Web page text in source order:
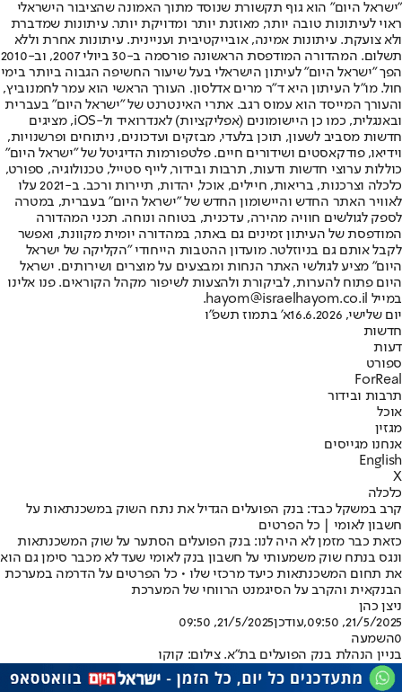
"ישראל היום" הוא גוף תקשורת שנוסד מתוך האמונה שהציבור הישראלי
ראוי לעיתונות טובה יותר, מאוזנת יותר ומדויקת יותר. עיתונות שמדברת
ולא צועקת. עיתונות אמינה, אובייקטיבית ועניינית. עיתונות אחרת וללא
תשלום. המהדורה המודפסת הראשונה פורסמה ב-30 ביולי 2007, וב-2010
הפך "ישראל היום" לעיתון הישראלי בעל שיעור החשיפה הגבוה ביותר בימי
חול. מו"ל העיתון היא ד"ר מרים אדלסון. העורך הראשי הוא עמר לחמנוביץ,
והעורך המייסד הוא עמוס רגב. אתרי האינטרנט של "ישראל היום" בעברית
ובאנגלית, כמו כן היישומונים (אפליקציות) לאנדרואיד ול-iOS, מציגים
חדשות מסביב לשעון, תוכן בלעדי, מבזקים ועדכונים, ניתוחים ופרשנויות,
וידיאו, פודקאסטים ושידורים חיים. פלטפורמות הדיגיטל של "ישראל היום"
כוללות ערוצי חדשות ודעות, תרבות ובידור, לייף סטייל, טכנולוגיה, ספורט,
כלכלה וצרכנות, בריאות, חיילים, אוכל, יהדות, תיירות ורכב. ב-2021 עלו
לאוויר האתר החדש והיישומון החדש של "ישראל היום" בעברית, במטרה
לספק לגולשים חוויה מהירה, עדכנית, בטוחה ונוחה. תכני המהדורה
המודפסת של העיתון זמינים גם באתר, במהדורה יומית מקוונת, ואפשר
לקבל אותם גם בניוזלטר. מועדון ההטבות הייחודי "הקליקה של ישראל
היום" מציע לגולשי האתר הנחות ומבצעים על מוצרים ושירותים. ישראל
היום פתוח להערות, לביקורת ולהצעות לשיפור מקהל הקוראים. פנו אלינו
במייל hayom@israelhayom.co.il.
יום שלישי, 16.6.2026
א' בתמוז תשפ"ו
חדשות
דעות
ספורט
ForReal
תרבות ובידור
אוכל
מגזין
אנחנו מגייסים
English
X
כלכלה
קרב במשקל כבד: בנק הפועלים הגדיל את נתח השוק במשכנתאות על
חשבון לאומי | כל הפרטים
כזאת כבר מזמן לא היה לנו: בנק הפועלים הסתער על שוק המשכנתאות
ונגס בנתח שוק משמעותי על חשבון בנק לאומי שעד לא מכבר סימן גם הוא
את תחום המשכנתאות כיעד מרכזי שלו • כל הפרטים על הדרמה במערכת
הבנקאית והקרב על הסיגמנט הרווחי של המערכת
ניצן כהן
21/5/2025, 09:50
,עודכן21/5/2025, 09:50
0השמעה
בניין הנהלת בנק הפועלים בת"א. צילום: קוקו